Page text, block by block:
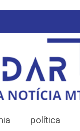
política